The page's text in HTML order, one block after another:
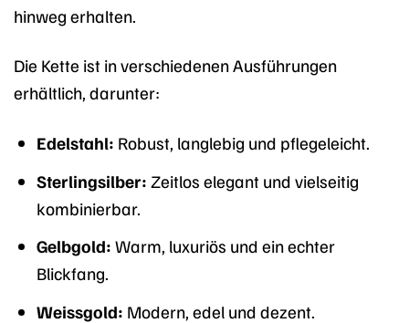
hinweg erhalten.
Die Kette ist in verschiedenen Ausführungen
erhältlich, darunter:
Edelstahl: Robust, langlebig und pflegeleicht.
Sterlingsilber: Zeitlos elegant und vielseitig
kombinierbar.
Gelbgold: Warm, luxuriös und ein echter
Blickfang.
Weissgold: Modern, edel und dezent.